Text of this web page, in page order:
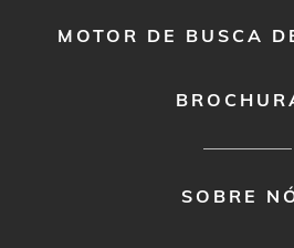
MOTOR DE BUSCA
SOBRE